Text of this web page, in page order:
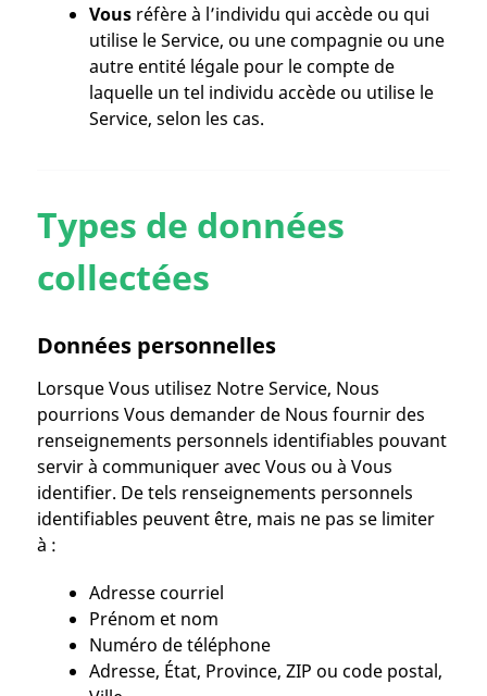
Vous réfère à l’individu qui accède ou qui
utilise le Service, ou une compagnie ou une
autre entité légale pour le compte de
laquelle un tel individu accède ou utilise le
Service, selon les cas.
Types de données
collectées
Données personnelles
Lorsque Vous utilisez Notre Service, Nous
pourrions Vous demander de Nous fournir des
renseignements personnels identifiables pouvant
servir à communiquer avec Vous ou à Vous
identifier. De tels renseignements personnels
identifiables peuvent être, mais ne pas se limiter
à :
Adresse courriel
Prénom et nom
Numéro de téléphone
Adresse, État, Province, ZIP ou code postal,